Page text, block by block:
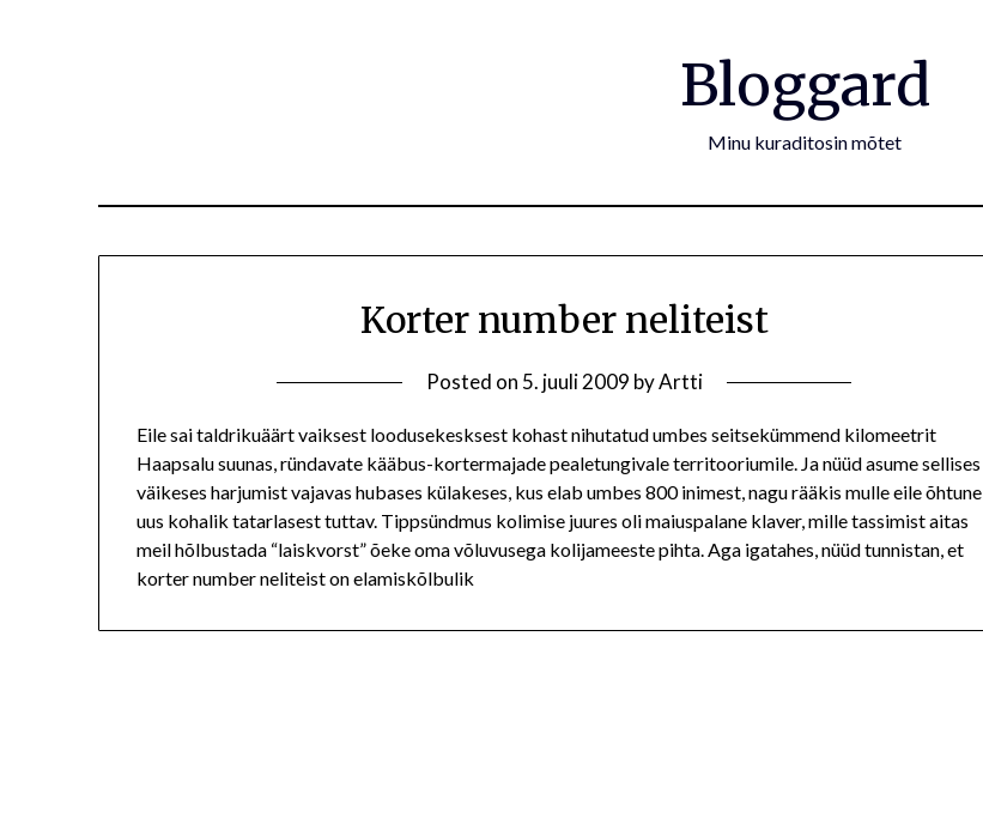
Bloggard
Minu kuraditosin mõtet
Korter number neliteist
Posted on 5. juuli 2009 byArtti
Eile sai taldrikuäärt vaiksest loodusekesksest kohast nihutatud umbes seitsekümmend kilomeetrit
Haapsalu suunas, ründavate kääbus-kortermajade pealetungivale territooriumile. Ja nüüd asume sellises
väikeses harjumist vajavas hubases külakeses, kus elab umbes 800 inimest, nagu rääkis mulle eile õhtune
uus kohalik tatarlasest tuttav. Tippsündmus kolimise juures oli maiuspalane klaver, mille tassimist aitas
meil hõlbustada “laiskvorst” õeke oma võluvusega kolijameeste pihta. Aga igatahes, nüüd tunnistan, et
korter number neliteist on elamiskõlbulik